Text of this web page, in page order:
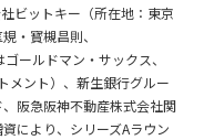
ビットキー（所在地：東京
・寳槻昌則、
ールドマン・サックス、
メント）、新生銀行グルー
阪急阪神不動産株式会社関
により、シリーズAラウン